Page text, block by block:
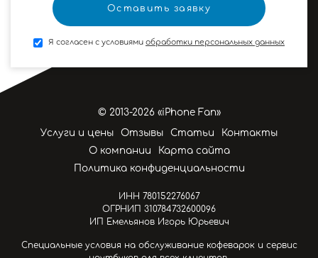
Я согласен с условиями обработки персональных данных
© 2013-2026 «iPhone Fan»
Услуги и цены
Отзывы Статьи
Контакты
О компании
Карта сайта
Политика конфиденциальности
ИНН 780152276067
ОГРНИП 310784732600096
ИП Емельянов Игорь Юрьевич
Специальные условия на обслуживание кофеварок и сервис